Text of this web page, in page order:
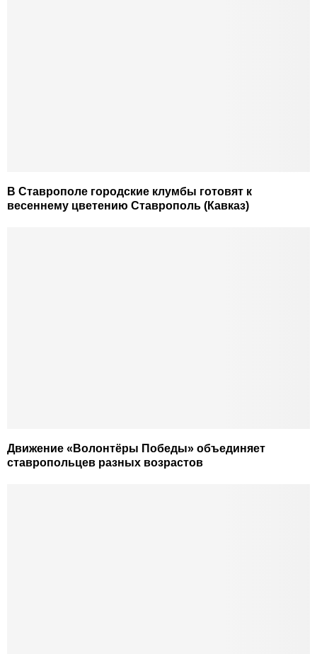
В Ставрополе городские клумбы готовят к
весеннему цветению Ставрополь (Кавказ)
Движение «Волонтёры Победы» объединяет
ставропольцев разных возрастов